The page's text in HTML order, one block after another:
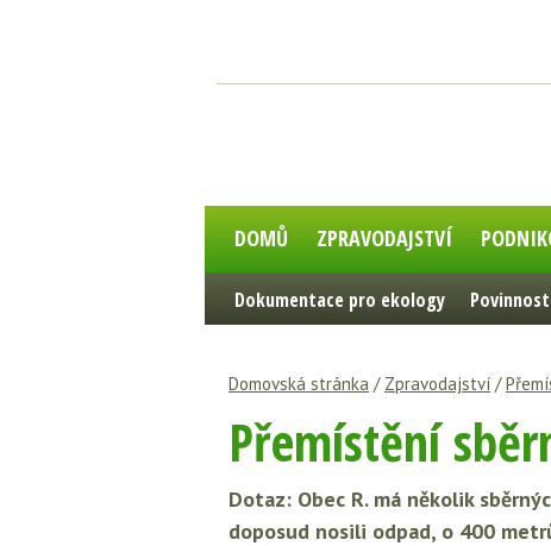
DOMŮ ZPRAVODAJSTVÍ
Dokumentace pro ekology
Domovská stránka / Zpravodajství /
Přemístění
Dotaz: Obec R. má několik
doposud nosili odpad, o 400